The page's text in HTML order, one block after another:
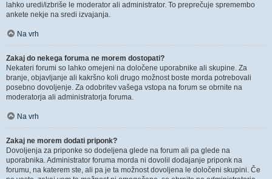
lahko uredi/izbriše le moderator ali administrator. To preprečuje spremembo
ankete nekje na sredi izvajanja.
Na vrh
Zakaj do nekega foruma ne morem dostopati?
Nekateri forumi so lahko omejeni na določene uporabnike ali skupine. Za
branje, objavljanje ali kakršno koli drugo možnost boste morda potrebovali
posebno dovoljenje. Za odobritev vašega vstopa na forum se obrnite na
moderatorja ali administratorja foruma.
Na vrh
Zakaj ne morem dodati priponk?
Dovoljenja za priponke so dodeljena glede na forum ali pa glede na
uporabnika. Administrator foruma morda ni dovolil dodajanje priponk na
forumu, na katerem ste, ali pa je ta možnost dovoljena le določeni skupini. Če